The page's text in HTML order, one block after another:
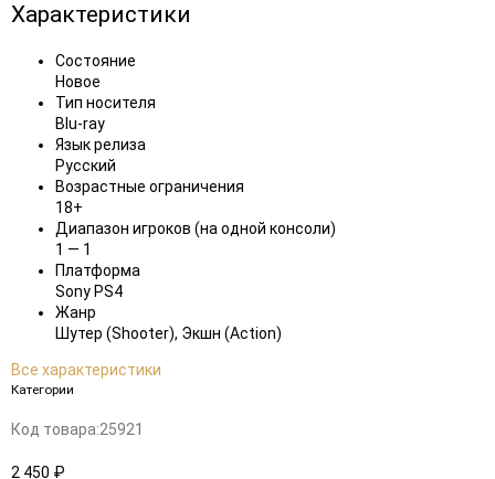
Характеристики
Состояние
Новое
Тип носителя
Blu-ray
Язык релиза
Русский
Возрастные ограничения
18+
Диапазон игроков (на одной консоли)
1 — 1
Платформа
Sony PS4
Жанр
Шутер (Shooter), Экшн (Action)
Все характеристики
Категории
Код товара:25921
2 450 ₽